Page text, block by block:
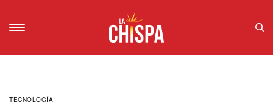
TECNOLOGÍA